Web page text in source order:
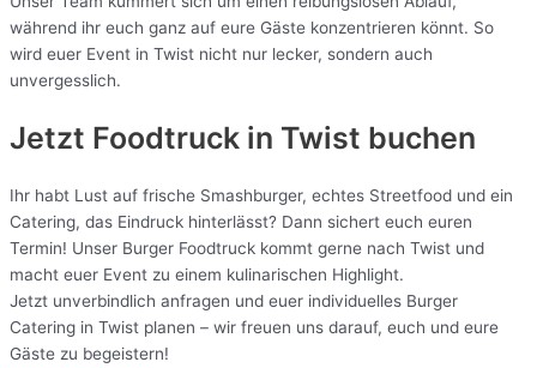
während ihr euch ganz auf eure Gäste konzentrieren könnt. So
wird euer Event in Twist nicht nur lecker, sondern auch
unvergesslich.
Jetzt Foodtruck in Twist buchen
Ihr habt Lust auf frische Smashburger, echtes Streetfood und ein
Catering, das Eindruck hinterlässt? Dann sichert euch euren
Termin! Unser Burger Foodtruck kommt gerne nach Twist und
macht euer Event zu einem kulinarischen Highlight.
Jetzt unverbindlich anfragen und euer individuelles Burger
Catering in Twist planen – wir freuen uns darauf, euch und eure
Gäste zu begeistern!